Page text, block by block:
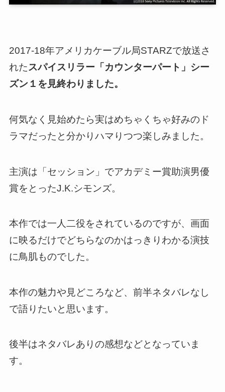
2017-18年アメリカケーブル局STARZで放送さ
れたスパイスリラー「カウンターパート」シー
ズン１を見終わりました。
何気なく見始めたら実はめちゃくちゃ好みのド
ラマだったと分かりハマりつつ楽しみました。
主演は「セッション」でアカデミー賞助演男優
賞をとったJ.K.シモンズ。
本作では一人二役をされているのですが、画面
に映るだけでどちらなのかはっきりわかる演技
に鳥肌ものでした。
本作の魅力や見どころなど、前半ネタバレなし
で語りたいと思います。
後半はネタバレありの感想などとなっていま
す。